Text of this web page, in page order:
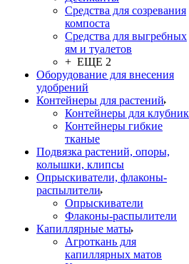
Средства для созревания
компоста
Средства для выгребных
ям и туалетов
+ ЕЩЕ 2
Оборудование для внесения
удобрений
Контейнеры для растений
Контейнеры для
Контейнеры гибкие
тканые
Подвязка растений, опоры,
колышки, клипсы
Опрыскиватели, флаконы-
распылители
Опрыскиватели
Флаконы-распылители
Капиллярные маты
Агроткань для
капиллярных матов